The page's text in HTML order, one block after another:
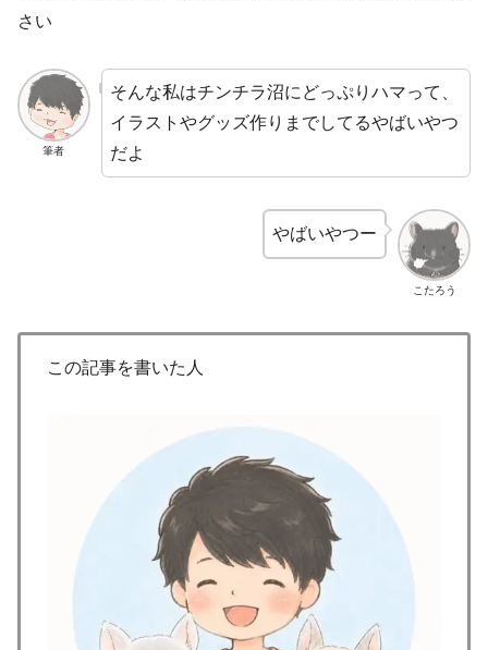
さい
筆者
そんな私はチンチラ沼にどっぷりハマって、
イラストやグッズ作りまでしてるやばいやつ
だよ
こたろう
やばいやつー
この記事を書いた人